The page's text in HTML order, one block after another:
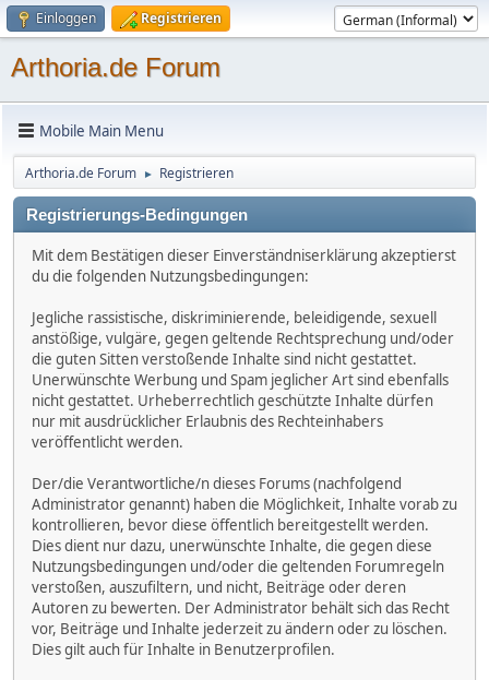
Einloggen Registrieren
Arthoria.de Forum
Mobile Main Menu
Arthoria.de Forum ► Registrieren
Registrierungs-Bedingungen
Mit dem Bestätigen dieser Einverständniserklärung akzeptierst
du die folgenden Nutzungsbedingungen:
Jegliche rassistische, diskriminierende, beleidigende, sexuell
anstößige, vulgäre, gegen geltende Rechtsprechung und/oder
die guten Sitten verstoßende Inhalte sind nicht gestattet.
Unerwünschte Werbung und Spam jeglicher Art sind ebenfalls
nicht gestattet. Urheberrechtlich geschützte Inhalte dürfen
nur mit ausdrücklicher Erlaubnis des Rechteinhabers
veröffentlicht werden.
Der/die Verantwortliche/n dieses Forums (nachfolgend
Administrator genannt) haben die Möglichkeit, Inhalte vorab zu
kontrollieren, bevor diese öffentlich bereitgestellt werden.
Dies dient nur dazu, unerwünschte Inhalte, die gegen diese
Nutzungsbedingungen und/oder die geltenden Forumregeln
verstoßen, auszufiltern, und nicht, Beiträge oder deren
Autoren zu bewerten. Der Administrator behält sich das Recht
vor, Beiträge und Inhalte jederzeit zu ändern oder zu löschen.
Dies gilt auch für Inhalte in Benutzerprofilen.